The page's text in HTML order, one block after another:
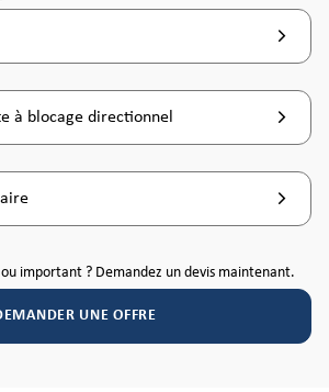
à blocage directionnel
important ? Demandez un devis maintenant.
UNE OFFRE